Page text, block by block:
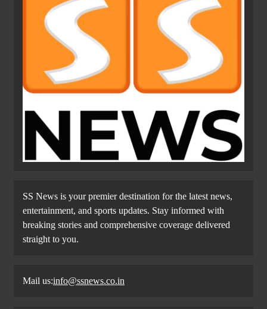
SS News is your premier destination for the latest news,
entertainment, and sports updates. Stay informed with
breaking stories and comprehensive coverage delivered
straight to you.
Mail us:info@ssnews.co.in